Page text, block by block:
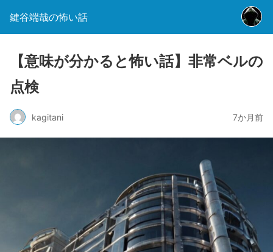
鍵谷端哉の怖い話
【意味が分かると怖い話】非常ベルの
点検
kagitani 7か月前